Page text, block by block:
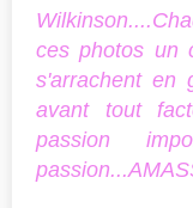
ces photos un
s'arrachent en
avant tout
passion